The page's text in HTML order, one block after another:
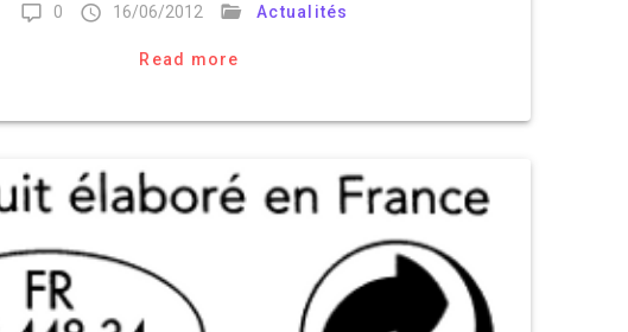
0 16/06/2012 Actualités
Read more